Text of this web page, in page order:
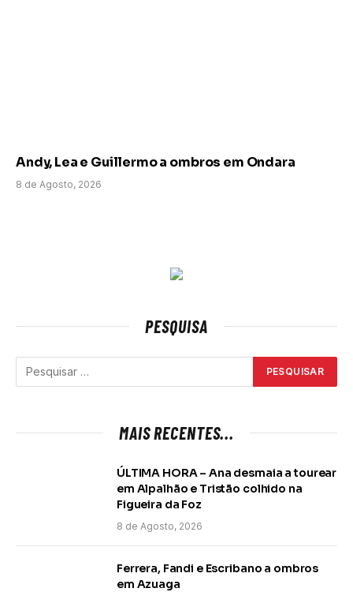
Andy, Lea e Guillermo a ombros em Ondara
8 de Agosto, 2026
PESQUISA
MAIS RECENTES...
ÚLTIMA HORA – Ana desmaia a tourear
em Alpalhão e Tristão colhido na
Figueira da Foz
8 de Agosto, 2026
Ferrera, Fandi e Escribano a ombros
em Azuaga